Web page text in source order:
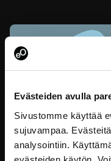
Evästeiden avulla
Sivustomme käyttää
sujuvampaa.
analysointiin.